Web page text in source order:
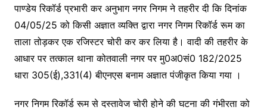
b
o
o
k
A
p
p
e
n
g
er
a
m
पाण्डेय रिकॉर्ड प्रभारी कर अनुभाग नगर निगम ने तहरीर दी कि दिनांक
04/05/25 को किसी अज्ञात व्यक्ति द्वारा नगर निगम रिकॉर्ड रूम का
ताला तोड़कर एक रजिस्टर चोरी कर कर लिया है। वादी की तहरीर के
आधार पर तत्काल थाना कोतवाली नगर पर मु0अ0सं0 182/2025
धारा 305(ई),331(4) बीएनएस बनाम अज्ञात पंजीकृत किया गया ।
नगर निगम रिकॉर्ड रूम से दस्तावेज चोरी होने की घटना की गंभीरता को